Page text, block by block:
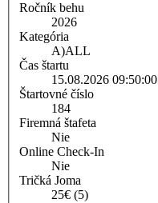
Ročník behu
2026
Kategória
A)ALL
Čas štartu
15.08.2026 09:50:00
Štartovné číslo
184
Firemná štafeta
Nie
Online Check-In
Nie
Tričká Joma
25€ (5)